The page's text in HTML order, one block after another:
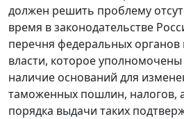
должен решить проблему
время в законодательстве
перечня федеральных
власти, которое
наличие оснований для
таможенных пошлин, налогов,
порядка выдачи таких